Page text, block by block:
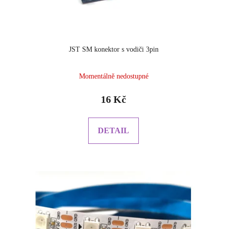
JST SM konektor s vodiči 3pin
Momentálně nedostupné
16 Kč
DETAIL